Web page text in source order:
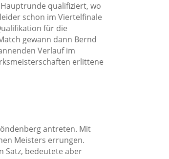
qualifiziert, wo
schon im Viertelfinale
für die
gewann dann Bernd
Verlauf im
erlittene
antreten. Mit
Meisters errungen.
Satz, bedeutete aber